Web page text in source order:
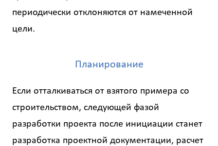
периодически отклоняются от намеченной
цели.
Планирование
Если отталкиваться от взятого примера со
строительством, следующей фазой
разработки проекта после инициации станет
разработка проектной документации, расчет